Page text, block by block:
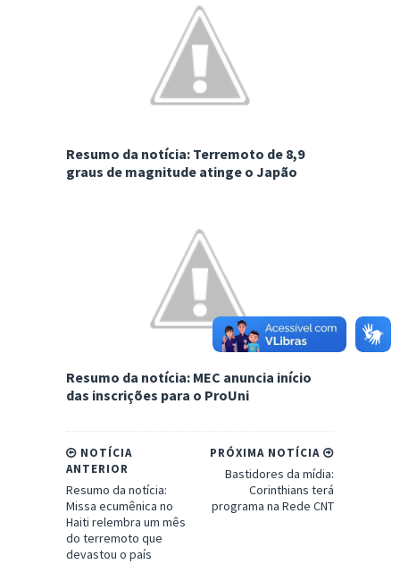
Resumo da notícia: Terremoto de 8,9
graus de magnitude atinge o Japão
Resumo da notícia: MEC anuncia início
das inscrições para o ProUni
PRÓXIMA NOTÍCIA
Bastidores da mídia:
Corinthians terá
programa na Rede CNT
NOTÍCIA
ANTERIOR
Resumo da notícia:
Missa ecumênica no
Haiti relembra um mês
do terremoto que
devastou o país